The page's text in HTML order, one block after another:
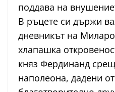
поддава на
В ръцете си държи
дневникът на
хлапашка
княз Фердинанд
наполеона, дадени